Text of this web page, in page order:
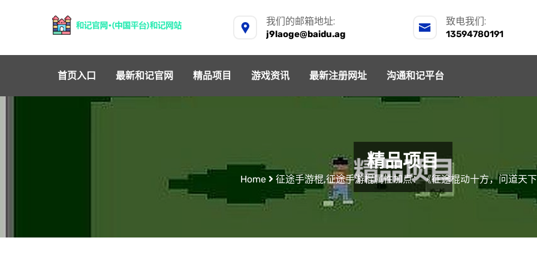
我们的邮箱地址:
j9laoge@baidu.ag
致电我们:
13594780191
首页入口 最新和记官网 精品项目 游戏资讯 最新注册网址 沟通和记平台
精品项目
Home 征途手游棍,征途手游棍属性加点：《征途棍动十方，问道天